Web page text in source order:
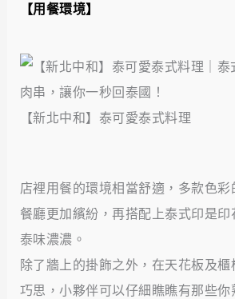
【用餐環境】
【新北中和】泰可愛泰式料理
店裡用餐的環境相當舒適，多款色彩
餐廳更加繽紛，再搭配上泰式印是
泰味濃濃。
除了牆上的掛飾之外，在天花板及
巧思，小夥伴可以仔細瞧瞧有那些你